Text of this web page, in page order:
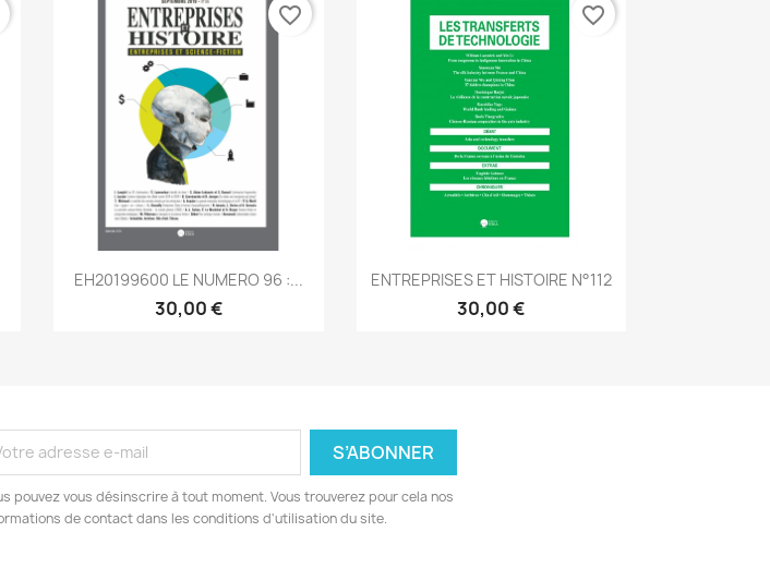
Aperçu rapide
EH20199600 LE NUMERO 96 :...
30,00 €
favorite_border
Aperçu rapide
ENTREPRISES ET HISTOIRE N°112
30,00 €
favorite_border
pouvez vous désinscrire à tout moment. Vous trouverez pour cela nos
de contact dans les conditions d'utilisation du site.